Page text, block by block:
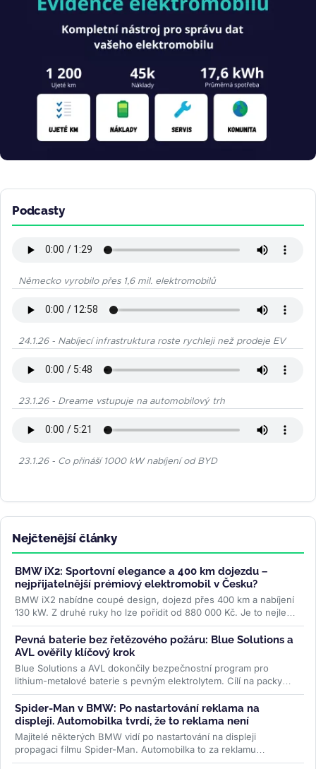
Podcasty
Německo vyrobilo přes 1,6 mil. elektromobilů
24.1.26 - Nabíjecí infrastruktura roste rychleji než prodeje EV
23.1.26 - Dreame vstupuje na automobilový trh
23.1.26 - Co přináší 1000 kW nabíjení od BYD
Nejčtenější články
BMW iX2: Sportovní elegance a 400 km dojezdu –
nejpřijatelnější prémiový elektromobil v Česku?
BMW iX2 nabídne coupé design, dojezd přes 400 km a nabíjení
130 kW. Z druhé ruky ho lze pořídit od 880 000 Kč. Je to nejlepší
volba v...>>
Pevná baterie bez řetězového požáru: Blue Solutions a
AVL ověřily klíčový krok
Blue Solutions a AVL dokončily bezpečnostní program pro
lithium-metalové baterie s pevným elektrolytem. Cílí na packy
bez šíření tepelné...>>
Spider-Man v BMW: Po nastartování reklama na
displeji. Automobilka tvrdí, že to reklama není
Majitelé některých BMW vidí po nastartování na displeji
propagaci filmu Spider-Man. Automobilka to za reklamu
nepovažuje, řidiči ale mluví...>>